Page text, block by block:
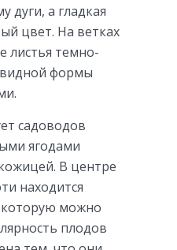
дуги, а гладкая
цвет. На ветках
листья темно-
формы
садоводов
ягодами
В центре
находится
которую можно
плодов